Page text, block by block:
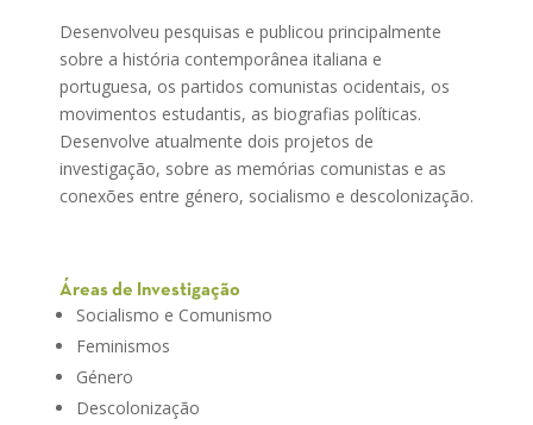
Desenvolveu pesquisas e publicou principalmente
sobre a história contemporânea italiana e
portuguesa, os partidos comunistas ocidentais, os
movimentos estudantis, as biografias políticas.
Desenvolve atualmente dois projetos de
investigação, sobre as memórias comunistas e as
conexões entre género, socialismo e descolonização.
Áreas de Investigação
Socialismo e Comunismo
Feminismos
Género
Descolonização